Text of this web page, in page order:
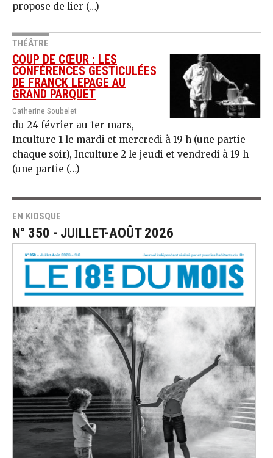
propose de lier (…)
THÉÂTRE
COUP DE CŒUR : LES
CONFÉRENCES GESTICULÉES
DE FRANCK LEPAGE AU
GRAND PARQUET
Catherine Soubelet
du 24 février au 1er mars,
Inculture 1 le mardi et mercredi à 19 h (une partie
chaque soir), Inculture 2 le jeudi et vendredi à 19 h
(une partie (…)
EN KIOSQUE
N° 350 - JUILLET-AOÛT 2026